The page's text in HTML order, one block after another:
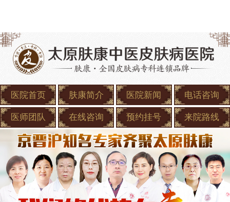
医院首页 肤康简介 医院新闻 电话咨询
医师团队 在线咨询 预约挂号 来院路线